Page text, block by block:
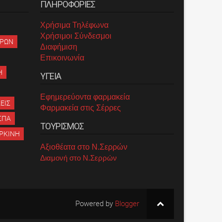
ΠΛΗΡΟΦΟΡΙΕΣ
Χρήσιμα Τηλέφωνα
Χρήσιμοι Σύνδεσμοι
Διαφήμιση
Επικοινωνία
ΥΓΕΙΑ
Εφημερεύοντα φαρμακεία
Φαρμακεία στις Σέρρες
ΤΟΥΡΙΣΜΟΣ
Αξιοθέατα στο Ν.Σερρών
Διαμονή στο Ν.Σερρών
Powered by Blogger